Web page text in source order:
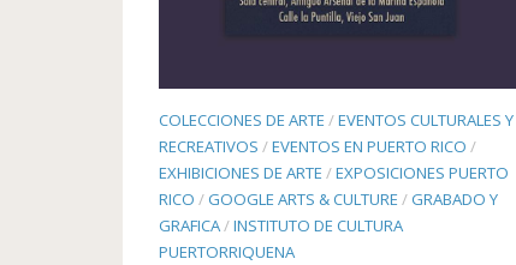
COLECCIONES DE ARTE /EVENTOS CULTURALES Y
RECREATIVOS /EVENTOS EN PUERTO RICO /
EXHIBICIONES DE ARTE /EXPOSICIONES PUERTO
RICO / GOOGLE ARTS & CULTURE / GRABADO Y
GRAFICA/INSTITUTO DE CULTURA
PUERTORRIQUENA